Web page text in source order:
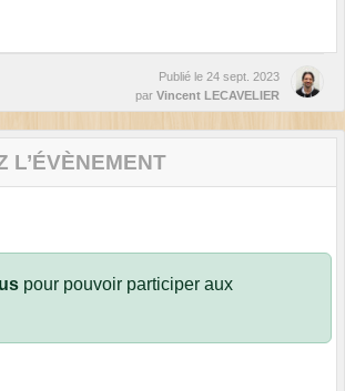
Publié le 24 sept. 2023
par Vincent LECAVELIER
L’ÉVÈNEMENT
pour pouvoir participer aux